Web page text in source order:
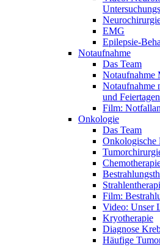
EMG
Epilepsie-
Notaufnahme
Das Team
Notaufnahme
Notaufnahme
und Feiertagen
Film:
Onkologie
Das Team
Onkologische
Film:
Video: Unser
Kryotherapie
Diagnose
Häufige